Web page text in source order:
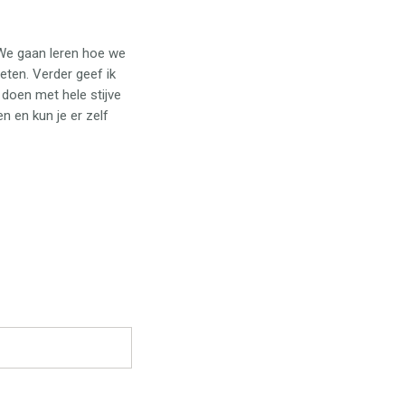
gaan leren hoe we
Verder geef ik
met hele stijve
en kun je er zelf